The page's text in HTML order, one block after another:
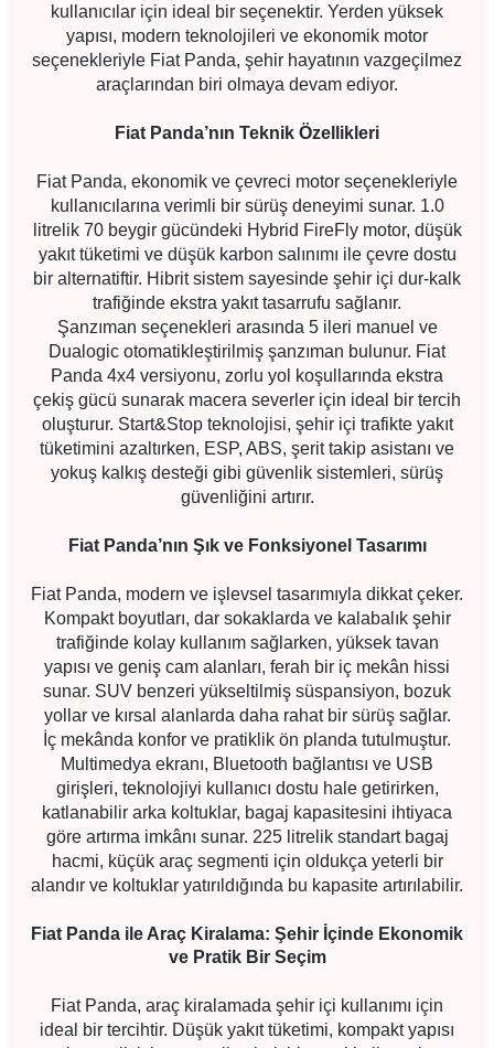
kullanıcılar için ideal bir seçenektir. Yerden yüksek
yapısı, modern teknolojileri ve ekonomik motor
seçenekleriyle Fiat Panda, şehir hayatının vazgeçilmez
araçlarından biri olmaya devam ediyor.
Fiat Panda’nın Teknik Özellikleri
Fiat Panda, ekonomik ve çevreci motor seçenekleriyle
kullanıcılarına verimli bir sürüş deneyimi sunar. 1.0
litrelik 70 beygir gücündeki Hybrid FireFly motor, düşük
yakıt tüketimi ve düşük karbon salınımı ile çevre dostu
bir alternatiftir. Hibrit sistem sayesinde şehir içi dur-kalk
trafiğinde ekstra yakıt tasarrufu sağlanır.
Şanzıman seçenekleri arasında 5 ileri manuel ve
Dualogic otomatikleştirilmiş şanzıman bulunur. Fiat
Panda 4x4 versiyonu, zorlu yol koşullarında ekstra
çekiş gücü sunarak macera severler için ideal bir tercih
oluşturur. Start&Stop teknolojisi, şehir içi trafikte yakıt
tüketimini azaltırken, ESP, ABS, şerit takip asistanı ve
yokuş kalkış desteği gibi güvenlik sistemleri, sürüş
güvenliğini artırır.
Fiat Panda’nın Şık ve Fonksiyonel Tasarımı
Fiat Panda, modern ve işlevsel tasarımıyla dikkat çeker.
Kompakt boyutları, dar sokaklarda ve kalabalık şehir
trafiğinde kolay kullanım sağlarken, yüksek tavan
yapısı ve geniş cam alanları, ferah bir iç mekân hissi
sunar. SUV benzeri yükseltilmiş süspansiyon, bozuk
yollar ve kırsal alanlarda daha rahat bir sürüş sağlar.
İç mekânda konfor ve pratiklik ön planda tutulmuştur.
Multimedya ekranı, Bluetooth bağlantısı ve USB
girişleri, teknolojiyi kullanıcı dostu hale getirirken,
katlanabilir arka koltuklar, bagaj kapasitesini ihtiyaca
göre artırma imkânı sunar. 225 litrelik standart bagaj
hacmi, küçük araç segmenti için oldukça yeterli bir
alandır ve koltuklar yatırıldığında bu kapasite artırılabilir.
Fiat Panda ile Araç Kiralama: Şehir İçinde Ekonomik
ve Pratik Bir Seçim
Fiat Panda, araç kiralamada şehir içi kullanımı için
ideal bir tercihtir. Düşük yakıt tüketimi, kompakt yapısı